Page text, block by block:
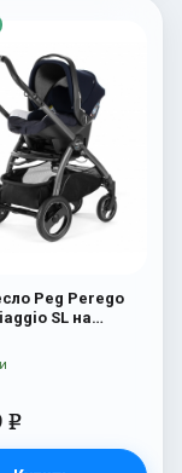
Peg Perego
SL на
Riviera
e